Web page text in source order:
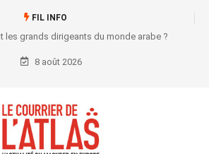
FIL INFO
les grands dirigeants du monde arabe ?
8 août 2026